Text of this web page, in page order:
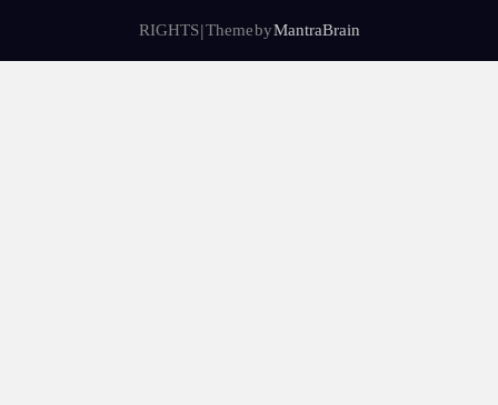
RIGHTS | Theme byMantraBrain